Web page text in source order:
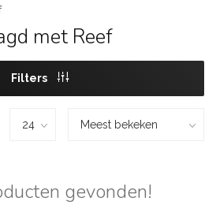
met Reef
Filters
gevonden!